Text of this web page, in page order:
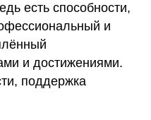
есть способности,
и
и достижениями.
поддержка